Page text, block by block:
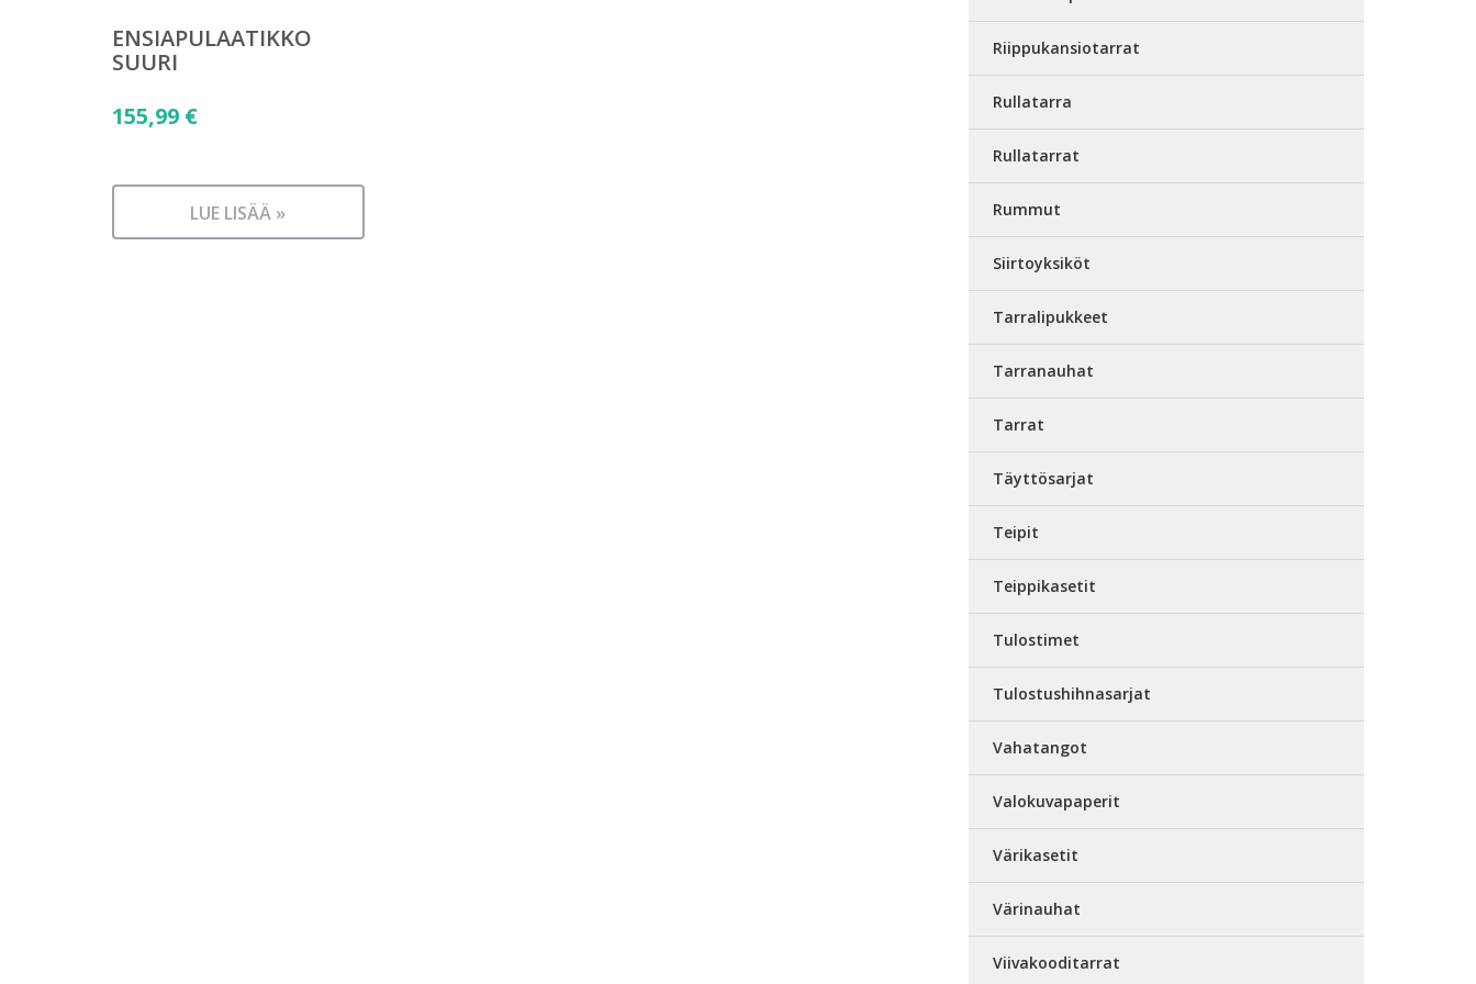
ENSIAPULAATIKKO
SUURI
155,99 €
LUE LISÄÄ »
Riippukansiotarrat
Rullatarra
Rullatarrat
Rummut
Siirtoyksiköt
Tarralipukkeet
Tarranauhat
Tarrat
Täyttösarjat
Teipit
Teippikasetit
Tulostimet
Tulostushihnasarjat
Vahatangot
Valokuvapaperit
Värikasetit
Värinauhat
Viivakooditarrat